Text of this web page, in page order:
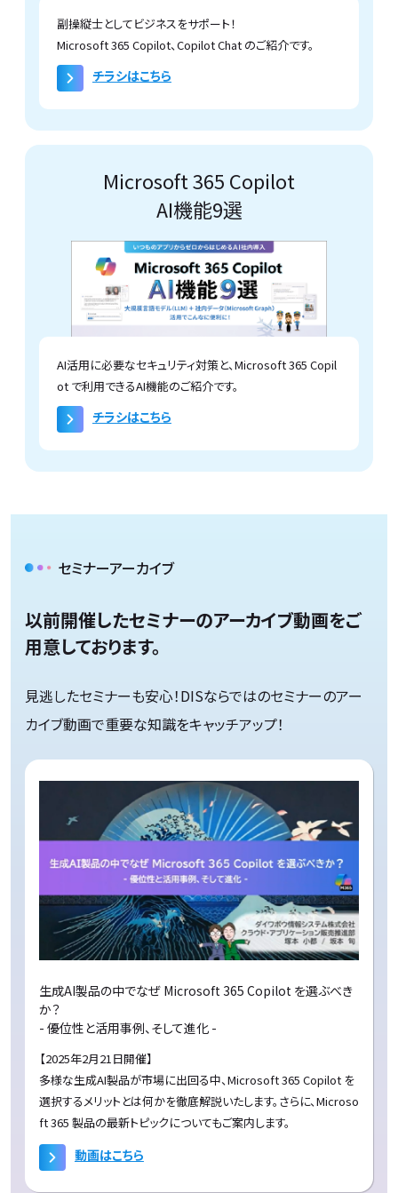
副操縦士としてビジネスをサポート！
Microsoft 365 Copilot、Copilot Chat のご紹介です。
チラシはこちら
Microsoft 365 Copilot
AI機能9選
AI活用に必要なセキュリティ対策と、Microsoft 365 Copil
ot で利用できるAI機能のご紹介です。
チラシはこちら
セミナーアーカイブ
以前開催したセミナーのアーカイブ動画をご
用意しております。
見逃したセミナーも安心！DISならではのセミナーのアー
カイブ動画で重要な知識をキャッチアップ！
生成AI製品の中でなぜ Microsoft 365 Copilot を選ぶべき
か？
- 優位性と活用事例、そして進化 -
【2025年2月21日開催】
多様な生成AI製品が市場に出回る中、Microsoft 365 Copilot を
選択するメリットとは何かを徹底解説いたします。さらに、Microso
ft 365 製品の最新トピックについてもご案内します。
動画はこちら